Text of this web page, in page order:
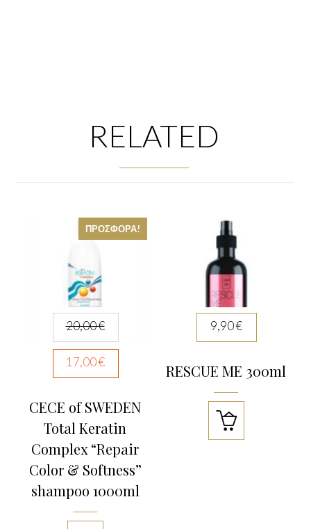
RELATED
ΠΡΟΣΦΟΡΆ!
20,00€
17,00€
CECE of SWEDEN
Total Keratin
Complex “Repair
Color & Softness”
shampoo 1000ml
9,90€
RESCUE ME 300ml
